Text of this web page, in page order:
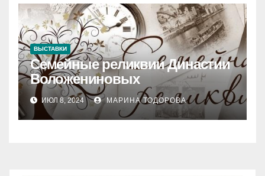
ВЫСТАВКИ
Семейные реликвии Династии
Воложениновых
ИЮЛ 8, 2024 МАРИНА ТОДОРОВА